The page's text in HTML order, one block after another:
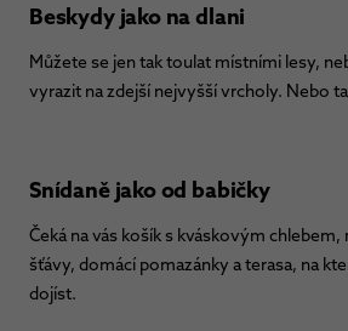
Beskydy jako na dlani
Můžete se jen tak toulat místními lesy,
vyrazit na zdejší nejvyšší vrcholy. Nebo
Snídaně jako od babičky
Čeká na vás košík s kváskovým
šťávy, domácí pomazánky a terasa, na
dojíst.